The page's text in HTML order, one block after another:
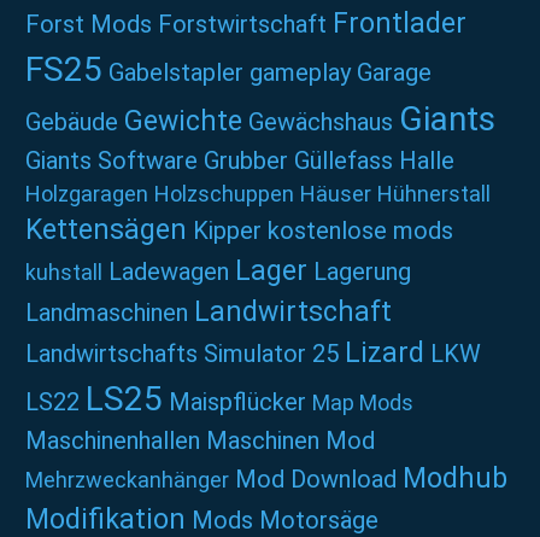
Forst Mods Forstwirtschaft Frontlader
FS25 Gabelstapler gameplay Garage
Gebäude Gewichte Gewächshaus Giants
Giants Software Grubber Güllefass Halle
Holzgaragen Holzschuppen Häuser Hühnerstall
Kettensägen Kipper kostenlose mods
kuhstall Ladewagen Lager Lagerung
Landmaschinen Landwirtschaft
Landwirtschafts Simulator 25 Lizard LKW
LS22 LS25 Maispflücker Map Mods
Maschinenhallen Maschinen Mod
Mehrzweckanhänger Mod Download Modhub
Modifikation Mods Motorsäge